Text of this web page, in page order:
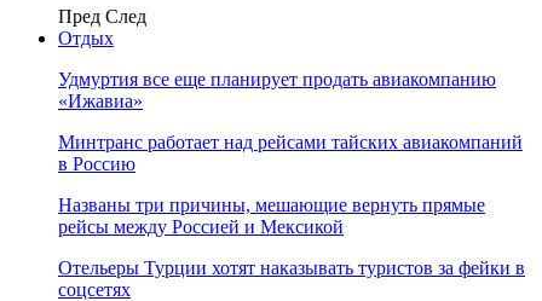
Пред След
Отдых
Удмуртия все еще планирует продать авиакомпанию
«Ижавиа»
Минтранс работает над рейсами тайских авиакомпаний
в Россию
Названы три причины, мешающие вернуть прямые
рейсы между Россией и Мексикой
Отельеры Турции хотят наказывать туристов за фейки в
соцсетях